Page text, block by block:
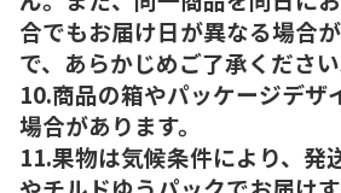
合でもお届け日が異なる場合
で、あらかじめご了承ください
10.商品の箱やパッケージデザ
場合があります。
11.果物は気候条件により、発